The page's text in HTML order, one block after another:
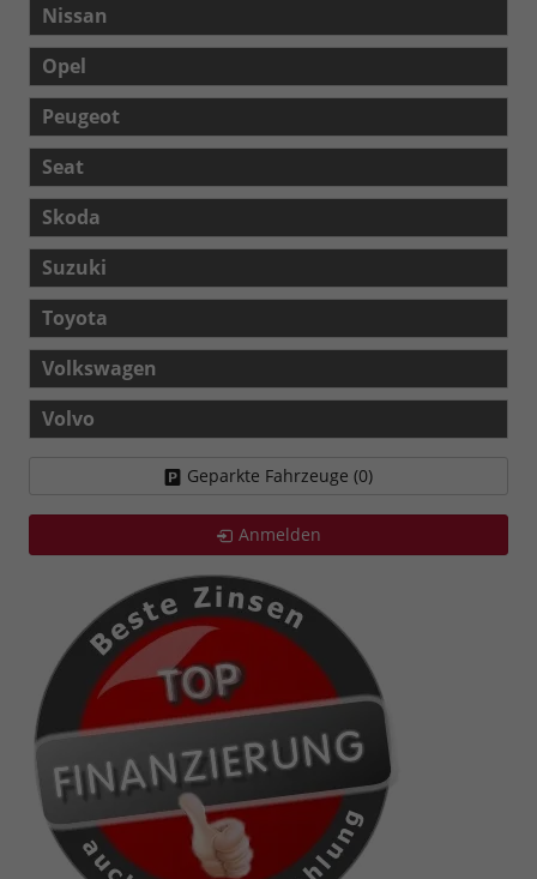
Nissan
Opel
Peugeot
Seat
Skoda
Suzuki
Toyota
Volkswagen
Volvo
Geparkte Fahrzeuge (0)
Anmelden